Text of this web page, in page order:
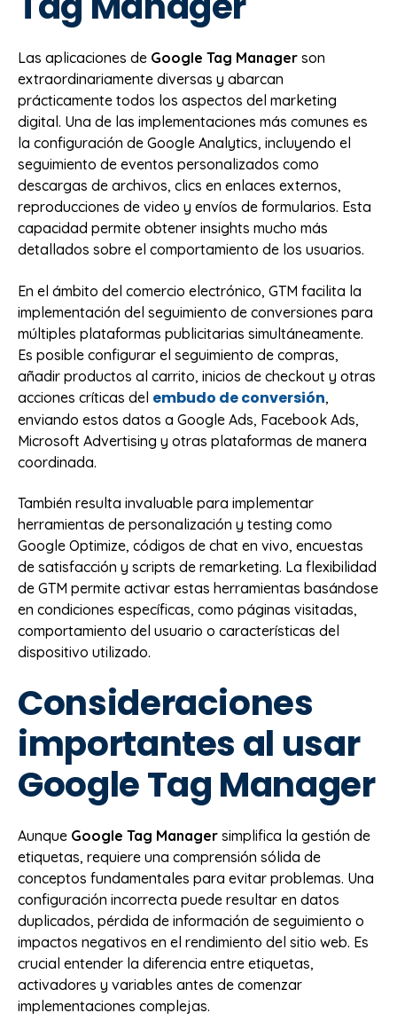
Las aplicaciones de Google Tag Manager son
extraordinariamente diversas y abarcan
prácticamente todos los aspectos del marketing
digital. Una de las implementaciones más comunes es
la configuración de Google Analytics, incluyendo el
seguimiento de eventos personalizados como
descargas de archivos, clics en enlaces externos,
reproducciones de video y envíos de formularios. Esta
capacidad permite obtener insights mucho más
detallados sobre el comportamiento de los usuarios.
En el ámbito del comercio electrónico, GTM facilita la
implementación del seguimiento de conversiones para
múltiples plataformas publicitarias simultáneamente.
Es posible configurar el seguimiento de compras,
añadir productos al carrito, inicios de checkout y otras
acciones críticas del embudo de conversión,
enviando estos datos a Google Ads, Facebook Ads,
Microsoft Advertising y otras plataformas de manera
coordinada.
También resulta invaluable para implementar
herramientas de personalización y testing como
Google Optimize, códigos de chat en vivo, encuestas
de satisfacción y scripts de remarketing. La flexibilidad
de GTM permite activar estas herramientas basándose
en condiciones específicas, como páginas visitadas,
comportamiento del usuario o características del
dispositivo utilizado.
Consideraciones
importantes al usar
Google Tag Manager
Aunque Google Tag Manager simplifica la gestión de
etiquetas, requiere una comprensión sólida de
conceptos fundamentales para evitar problemas. Una
configuración incorrecta puede resultar en datos
duplicados, pérdida de información de seguimiento o
impactos negativos en el rendimiento del sitio web. Es
crucial entender la diferencia entre etiquetas,
activadores y variables antes de comenzar
implementaciones complejas.